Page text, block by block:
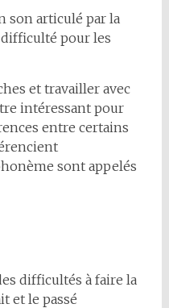
son articulé par la
pour les
et travailler avec
intéressant pour
entre certains
sont appelés
difficultés à faire la
et le passé